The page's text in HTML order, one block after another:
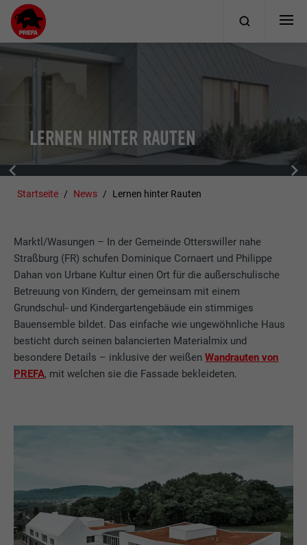
LERNEN HINTER RAUTEN
Startseite News Lernen hinter Rauten
Marktl/Wasungen – In der Gemeinde Otterswiller nahe
Straßburg (FR) schufen Dominique Cornaert und Philippe
Dahan von Urbane Kultur einen Ort für die außerschulische
Betreuung von Kindern, der gemeinsam mit einem
Grundschul- und Kindergartengebäude ein stimmiges
Bauensemble bildet. Das einfache wie ungewöhnliche Haus
besticht durch seinen balancierten Materialmix und
besondere Details – inklusive der weißenWandrauten von
PREFA, mit welchen sie die Fassade bekleideten.